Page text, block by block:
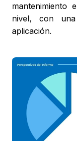
mantenimiento
nivel, con
aplicación.